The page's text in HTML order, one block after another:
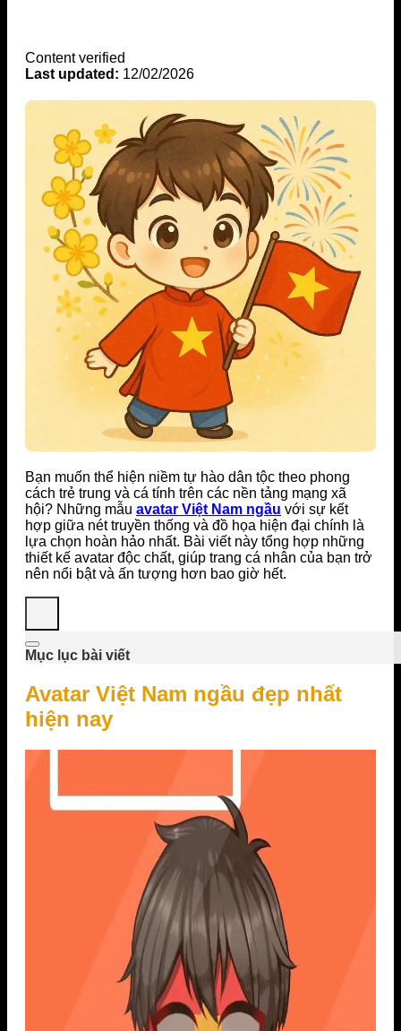
Content verified
Last updated: 12/02/2026
Bạn muốn thể hiện niềm tự hào dân tộc theo phong
cách trẻ trung và cá tính trên các nền tảng mạng xã
hội? Những mẫu avatar Việt Nam ngầu với sự kết
hợp giữa nét truyền thống và đồ họa hiện đại chính là
lựa chọn hoàn hảo nhất. Bài viết này tổng hợp những
thiết kế avatar độc chất, giúp trang cá nhân của bạn trở
nên nổi bật và ấn tượng hơn bao giờ hết.
Mục lục bài viết
Avatar Việt Nam ngầu đẹp nhất
hiện nay